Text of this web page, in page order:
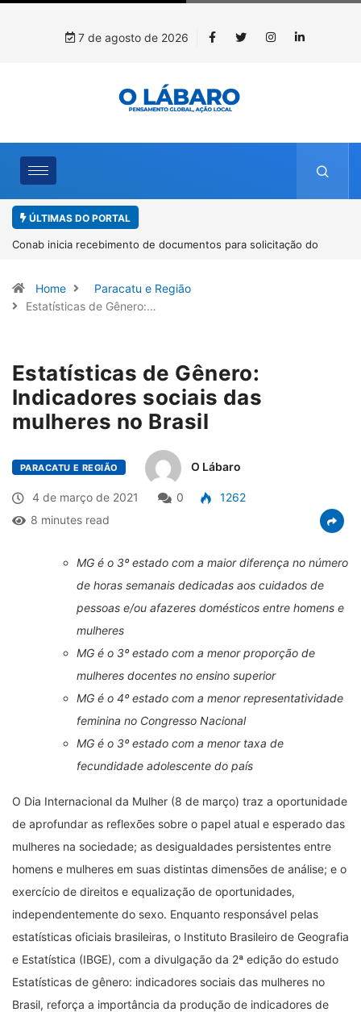
7 de agosto de 2026
ÚLTIMAS DO PORTAL
solicitação do
Workshop internacional debate futuro da
Home
Paracatu e Região
Estatísticas de Gênero:…
Estatísticas de Gênero:
Indicadores sociais das
mulheres no Brasil
PARACATU E REGIÃO O Lábaro
4 de março de 2021 0
1262
8 minutes read
MG é o 3º estado com a maior diferença no número
de horas semanais dedicadas aos cuidados de
pessoas e/ou afazeres domésticos entre homens e
mulheres
MG é o 3º estado com a menor proporção de
mulheres docentes no ensino superior
MG é o 4º estado com a menor representatividade
feminina no Congresso Nacional
MG é o 3º estado com a menor taxa de
fecundidade adolescente do país
O Dia Internacional da Mulher (8 de março) traz a oportunidade
de aprofundar as reflexões sobre o papel atual e esperado das
mulheres na sociedade; as desigualdades persistentes entre
homens e mulheres em suas distintas dimensões de análise; e o
exercício de direitos e equalização de oportunidades,
independentemente do sexo. Enquanto responsável pelas
estatísticas oficiais brasileiras, o Instituto Brasileiro de Geografia
e Estatística (IBGE), com a divulgação da 2ª edição do estudo
Estatísticas de gênero: indicadores sociais das mulheres no
Brasil, reforça a importância da produção de indicadores de